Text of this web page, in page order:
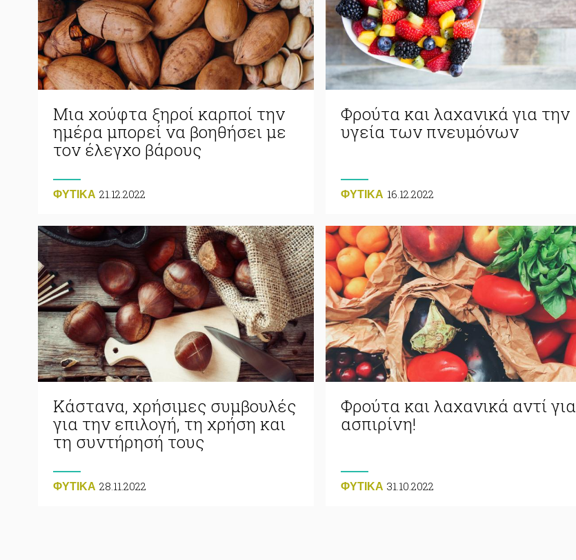
Μια χούφτα ξηροί καρποί την
ημέρα μπορεί να βοηθήσει με
τον έλεγχο βάρους
ΦΥΤΙΚA 21.12.2022
Φρούτα και λαχανικά για την
υγεία των πνευμόνων
ΦΥΤΙΚA 16.12.2022
Κάστανα, χρήσιμες συμβουλές
για την επιλογή, τη χρήση και
τη συντήρησή τους
ΦΥΤΙΚA 28.11.2022
Φρούτα και λαχανικά αντί για
ασπιρίνη!
ΦΥΤΙΚA 31.10.2022